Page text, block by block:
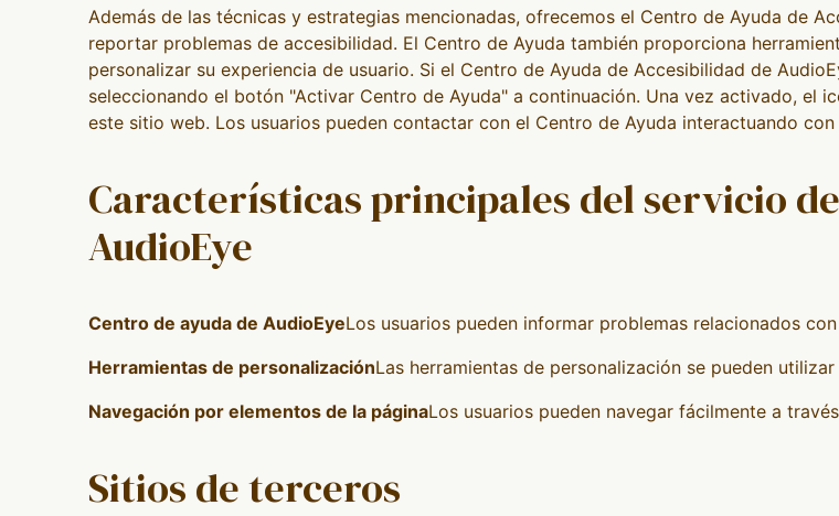
Además de las técnicas y estrategias mencionadas, ofrecemos el Centro de Ayuda de
reportar problemas de accesibilidad. El Centro de Ayuda también proporciona
personalizar su experiencia de usuario. Si el Centro de Ayuda de Accesibilidad de
seleccionando el botón "Activar Centro de Ayuda" a continuación. Una vez activado, el
este sitio web. Los usuarios pueden contactar con el Centro de Ayuda interactuando
Características principales del servicio
AudioEye
Centro de ayuda de AudioEyeLos usuarios pueden informar problemas relacionados
Herramientas de personalizaciónLas herramientas de personalización se pueden
Navegación por elementos de la páginaLos usuarios pueden navegar fácilmente a
Sitios de terceros